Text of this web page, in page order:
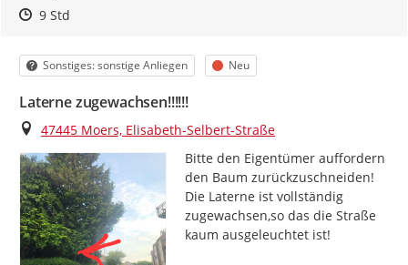
Zeitpunkt des Erstellens
Zeitpunkt des Erstellens
9 StdZur Äußerung
Kategorie
Sonstiges: sonstige Anliegen Status
Neu
Laterne zugewachsen!!!!!!
Ort
47445 Moers, Elisabeth-Selbert-Straße
Bitte den Eigentümer auffordern
den Baum zurückzuschneiden!
Die Laterne ist vollständig
zugewachsen,so das die Straße
kaum ausgeleuchtet ist!